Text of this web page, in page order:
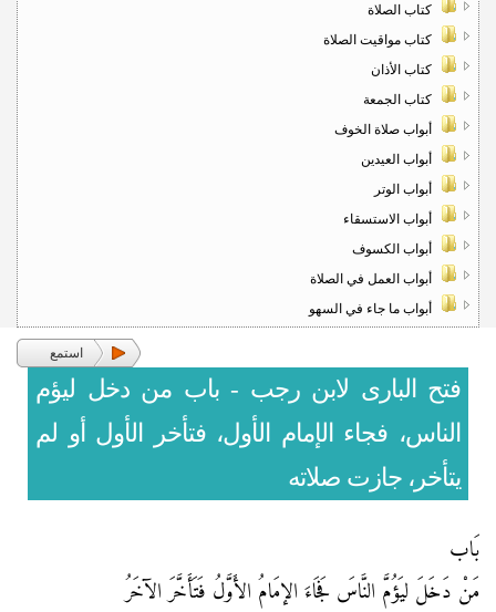
كتاب الصلاة
كتاب مواقيت الصلاة
كتاب الأذان
كتاب الجمعة
أبواب صلاة الخوف
أبواب العيدين
أبواب الوتر
أبواب الاستسقاء
أبواب الكسوف
أبواب العمل في الصلاة
أبواب ما جاء في السهو
استمع
فتح البارى لابن رجب - باب من دخل ليؤم
الناس، فجاء الإمام الأول، فتأخر الأول أو لم
يتأخر، جازت صلاته
بَاب
مَنْ دَخَلَ ليَؤُمَّ النَّاسَ فَجَاءَ الإمَامُ الأَوَّلُ فَتَأَخَّرَ الآخَرُ